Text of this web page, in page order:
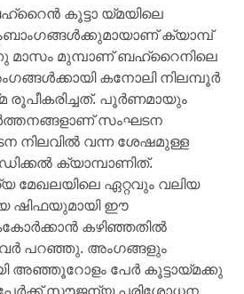
കൂട്ടാ യ്മയിലെ
ക്യാമ്പ്
മാസം മുമ്പാണ് ബഹ്‌റൈനിലെ
കനോലി നിലമ്പൂർ
രൂപീകരിച്ചത്. പൂർണമായും
സംഘടന
നിലവിൽ വന്ന ശേഷമുള്ള
ക്യാമ്പാണിത്.
ഏറ്റവും വലിയ
ഷിഫയുമായി ഈ
കഴിഞ്ഞതിൽ
പറഞ്ഞു. അംഗങ്ങളും
അഞ്ഞൂറോളം പേർ കൂട്ടായ്മക്കു